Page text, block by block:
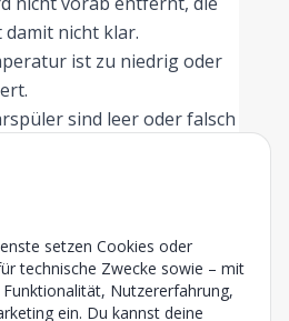
nicht klar.
ist zu niedrig oder
sind leer oder falsch
verstopft oder verkalkt.
droht.
werden
nicht
setzen Cookies oder
technische Zwecke sowie – mit
Nutzererfahrung,
ein. Du kannst deine